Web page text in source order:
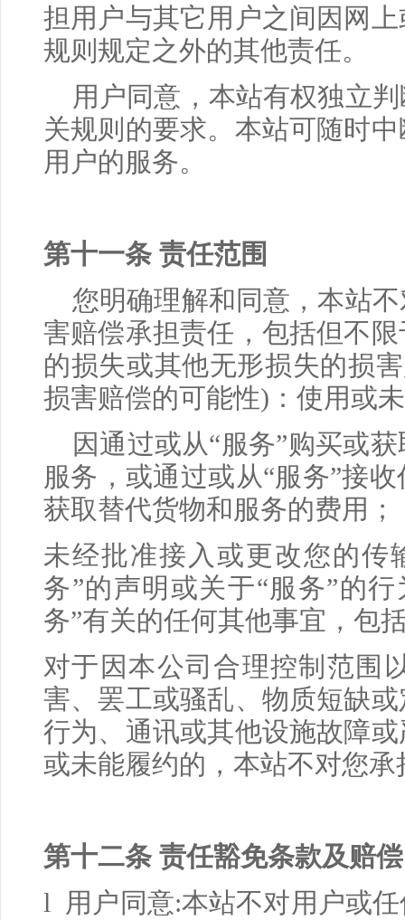
担用户与其它用户之间因网
规则规定之外的其他责任。
用户同意，本站有权独立
关规则的要求。本站可随时
用户的服务。
第十一条 责任范围
您明确理解和同意，本站
害赔偿承担责任，包括但不
的损失或其他无形损失的损
损害赔偿的可能性) ：使用或
因通过或从“服务”购买或
服务，或通过或从“服务”接
获取替代货物和服务的费用；
未经批准接入或更改您的传
务”的声明或关于“服务”的
务”有关的任何其他事宜，包
对于因本公司合理控制范围
害、罢工或骚乱、物质短缺
行为、通讯或其他设施故障
或未能履约的，本站不对您承
第十二条 责任豁免条款及赔偿
l 用户同意:本站不对用户或